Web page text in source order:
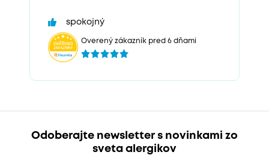
spokojný
Overený zákazník pred 6 dňami
Odoberajte newsletter s novinkami zo
sveta alergikov